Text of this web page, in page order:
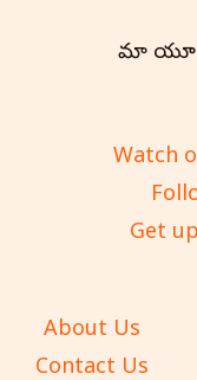
మా
Watch
Get
About Us
Contact Us